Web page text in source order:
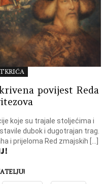
povijest Reda
koje su trajale stoljećima i
dubok i dugotrajan trag.
i prijeloma Red zmajskih […]